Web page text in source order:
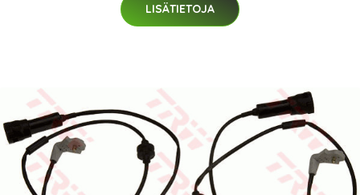
LISÄTIETOJA